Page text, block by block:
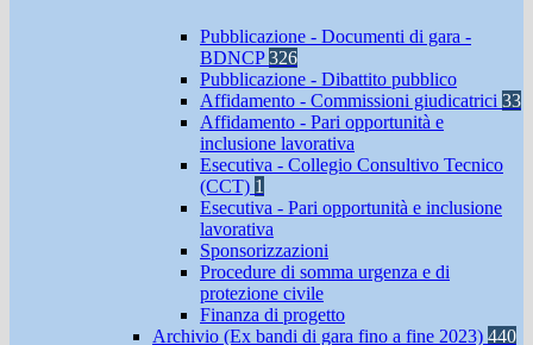
Pubblicazione - Documenti di gara -
BDNCP326
Pubblicazione - Dibattito pubblico
Affidamento - Commissioni giudicatrici 33
Affidamento - Pari opportunità e
inclusione lavorativa
Esecutiva - Collegio Consultivo Tecnico
(CCT) 1
Esecutiva - Pari opportunità e inclusione
lavorativa
Sponsorizzazioni
Procedure di somma urgenza e di
protezione civile
Finanza di progetto
Archivio (Ex bandi di gara fino a fine 2023) 440